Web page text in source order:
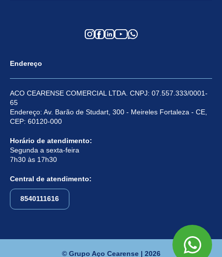
Endereço
ACO CEARENSE COMERCIAL LTDA. CNPJ: 07.557.333/0001-
65
Endereço: Av. Barão de Studart, 300 - Meireles Fortaleza - CE,
CEP: 60120-000
Horário de atendimento:
Segunda a sexta-feira
7h30 às 17h30
Central de atendimento:
8540111616
© Grupo Aço Cearense | 2026